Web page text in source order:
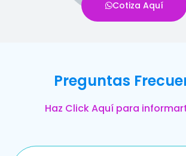
Cotiza Aquí
Preguntas
Haz Click Aquí para